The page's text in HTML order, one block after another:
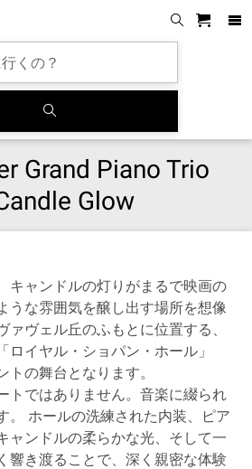
Grand Piano Trio
Glow
キャンドルの灯りがまるで映画の
うな雰囲気を醸し出す場所を想像
ァヴェル丘のふもとに位置する、
ロイヤル・ショパン・ホール」
トの舞台となります。
トではありません。音楽に綴られ
。 ホールの洗練された内装、ピア
ャンドルの柔らかな光、そして一
響き渡ることで、深く親密な体験